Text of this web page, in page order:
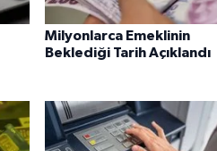
Milyonlarca Emeklinin
Beklediği Tarih Açıklandı